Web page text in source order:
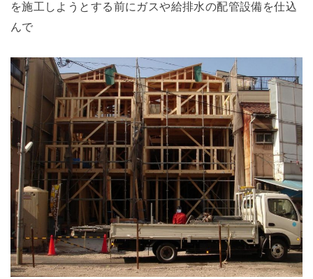
を施工しようとする前にガスや給排水の配管設備を仕込
んで